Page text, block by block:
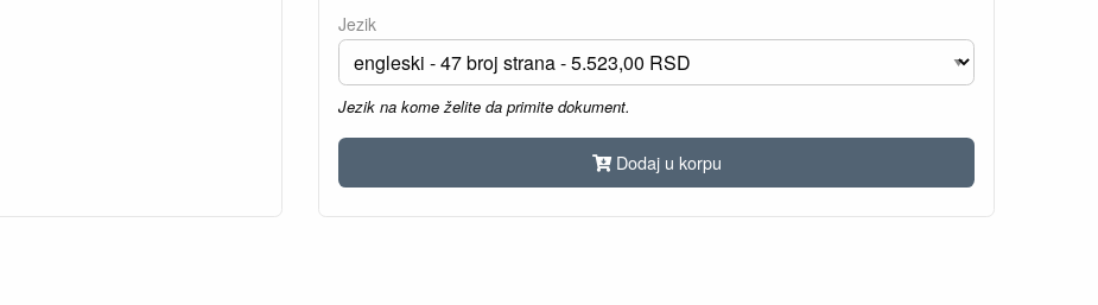
Jezik
Jezik na kome želite da primite dokument.
Dodaj u korpu